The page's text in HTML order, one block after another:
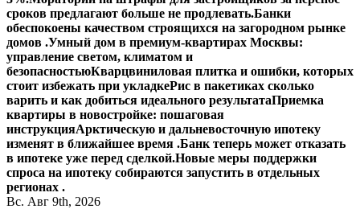
сроков предлагают больше не продлевать.Банки
обеспокоены качеством строящихся на загородном рынке
домов .Умный дом в премиум-квартирах Москвы:
управление светом, климатом и
безопасностьюКварцвиниловая плитка и ошибки, которых
стоит избежать при укладкеРис в пакетиках сколько
варить и как добиться идеального результатаПриемка
квартиры в новостройке: пошаговая
инструкцияАрктическую и дальневосточную ипотеку
изменят в ближайшее время .Банк теперь может отказать
в ипотеке уже перед сделкой.Новые меры поддержки
спроса на ипотеку собираются запустить в отдельных
регионах .
Вс. Авг 9th, 2026